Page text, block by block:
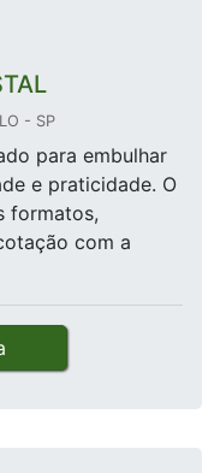
- SP
para embulhar
e praticidade. O
formatos,
com a